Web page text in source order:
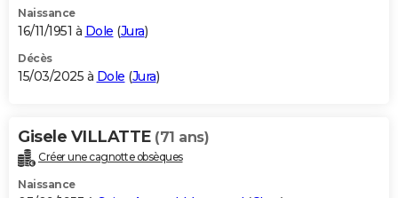
Naissance
16/11/1951 à Dole (Jura)
Décès
15/03/2025 à Dole (Jura)
Gisele VILLATTE (71 ans)
Créer une cagnotte obsèques
Naissance